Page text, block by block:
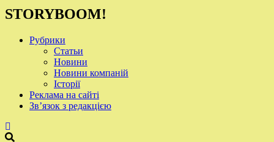
STORYBOOM!
Рубрики
Статьи
Новини
Новини компаній
Історії
Реклама на сайті
Зв’язок з редакцією